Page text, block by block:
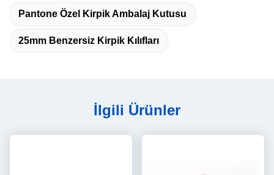
Pantone Özel Kirpik Ambalaj Kutusu
25mm Benzersiz Kirpik Kılıfları
İlgili Ürünler